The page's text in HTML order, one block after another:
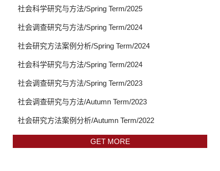
社会科学研究与方法/Spring Term/2025
社会调查研究与方法/Spring Term/2024
社会研究方法案例分析/Spring Term/2024
社会科学研究与方法/Spring Term/2024
社会调查研究与方法/Spring Term/2023
社会调查研究与方法/Autumn Term/2023
社会研究方法案例分析/Autumn Term/2022
GET MORE